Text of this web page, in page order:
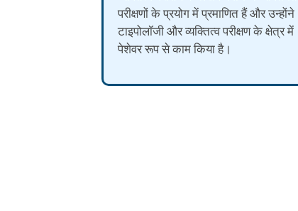
परीक्षणों के प्रयोग में प्रमाणित हैं और उन्होंने
टाइपोलॉजी और व्यक्तित्व परीक्षण के क्षेत्र में
पेशेवर रूप से काम किया है।